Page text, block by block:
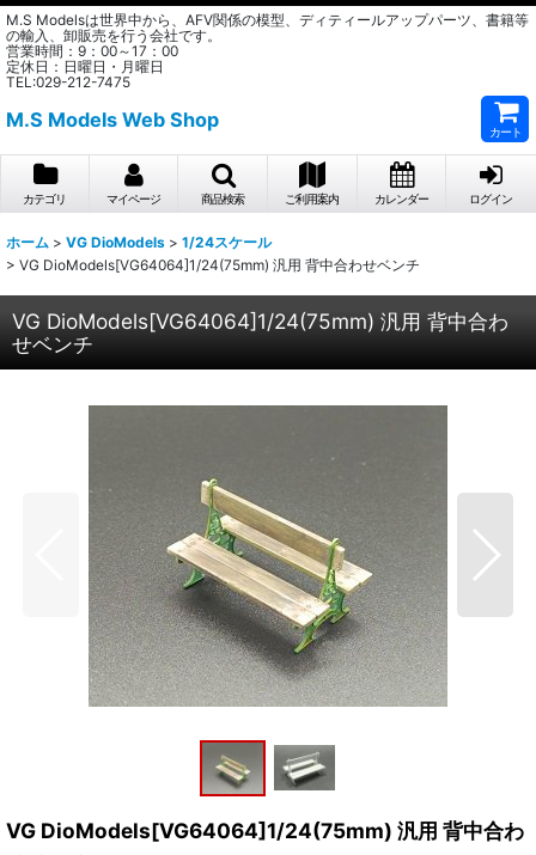
M.S Modelsは世界中から、AFV関係の模型、ディティールアップパーツ、書籍等
の輸入、卸販売を行う会社です。
営業時間：9：00～17：00
定休日：日曜日・月曜日
TEL:029-212-7475
M.S Models Web Shop
カート
カテゴリ マイページ 商品検索 ご利用案内 カレンダー ログイン
ホーム > VG DioModels > 1/24スケール
> VG DioModels[VG64064]1/24(75mm) 汎用 背中合わせベンチ
VG DioModels[VG64064]1/24(75mm) 汎用 背中合わ
せベンチ
VG DioModels[VG64064]1/24(75mm) 汎用 背中合わ